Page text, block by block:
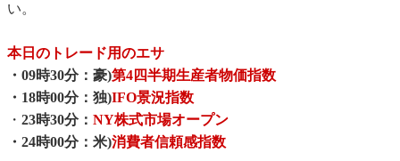
い。
本日のトレード用のエサ
・09時30分：豪)第4四半期生産者物価指数
・18時00分：独)IFO景況指数
・ 23時30分： NY株式市場オープン
・24時00分：米)消費者信頼感指数